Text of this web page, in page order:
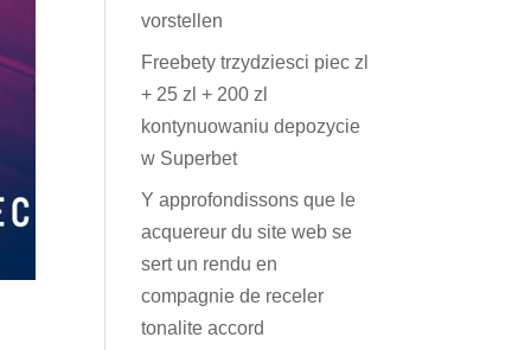
vorstellen
Freebety trzydziesci piec zl
+ 25 zl + 200 zl
kontynuowaniu depozycie
w Superbet
Y approfondissons que le
acquereur du site web se
sert un rendu en
compagnie de receler
tonalite accord